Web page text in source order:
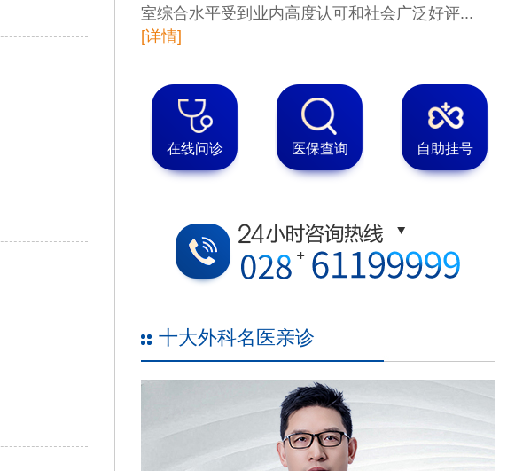
室综合水平受到业内高度认可和社会广泛好评...
[详情]
在线问诊 医保查询 自助挂号
十大外科名医亲诊